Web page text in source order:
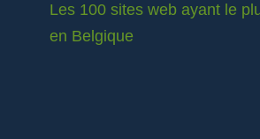
Les 100 sites web ayant le
en Belgique